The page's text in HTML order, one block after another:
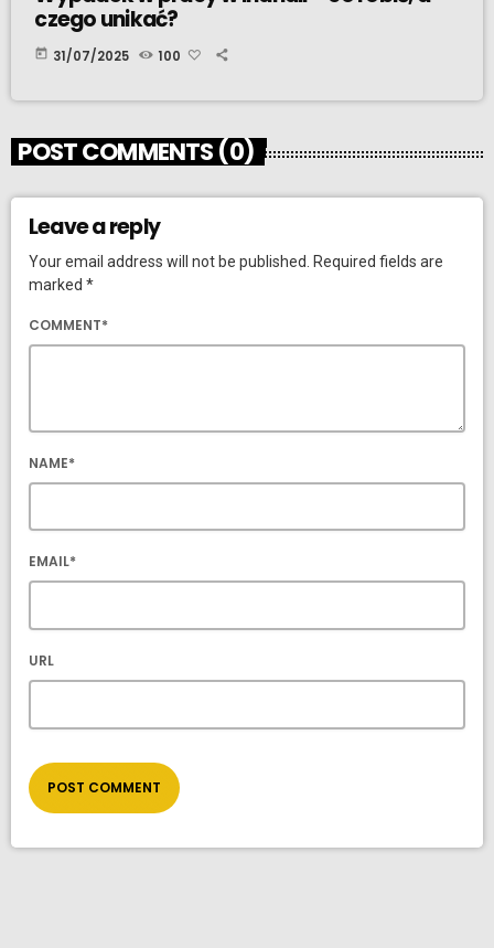
czego unikać?
today 31/07/2025 100
POST COMMENTS (0)
Leave a reply
Your email address will not be published. Required fields are
marked *
COMMENT*
NAME*
EMAIL*
URL